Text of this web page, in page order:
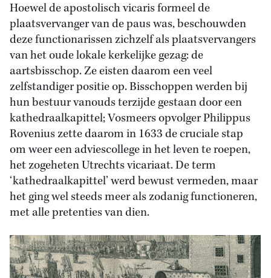
Hoewel de apostolisch vicaris formeel de
plaatsvervanger van de paus was, beschouwden
deze functionarissen zichzelf als plaatsvervangers
van het oude lokale kerkelijke gezag: de
aartsbisschop. Ze eisten daarom een veel
zelfstandiger positie op. Bisschoppen werden bij
hun bestuur vanouds terzijde gestaan door een
kathedraalkapittel; Vosmeers opvolger Philippus
Rovenius zette daarom in 1633 de cruciale stap
om weer een adviescollege in het leven te roepen,
het zogeheten Utrechts vicariaat. De term
‘kathedraalkapittel’ werd bewust vermeden, maar
het ging wel steeds meer als zodanig functioneren,
met alle pretenties van dien.